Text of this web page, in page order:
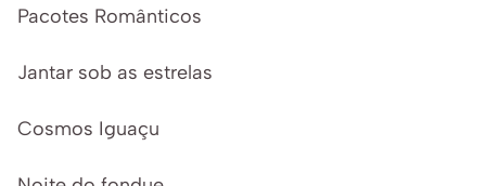
Pacotes Românticos
Jantar sob as estrelas
Cosmos Iguaçu